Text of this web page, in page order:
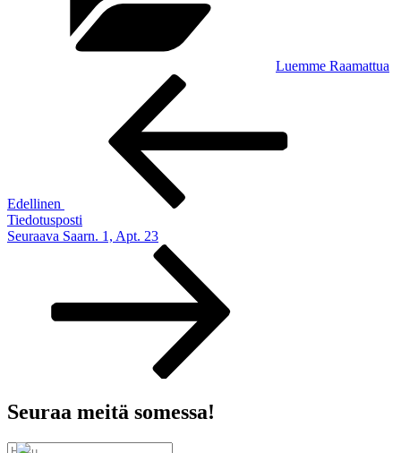
Luemme Raamattua
Edellinen
Tiedotusposti
Seuraava
Seuraava Saarn. 1, Apt. 23
Seuraa meitä somessa!
Etsi: